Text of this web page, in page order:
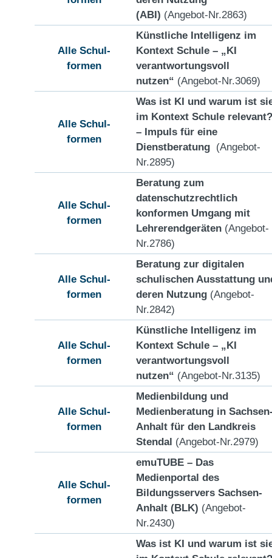
(ABI) (Angebot-Nr.2863)
Alle Schul-
formen
Künstliche Intelligenz im
Kontext Schule – „KI
verantwortungsvoll
nutzen“ (Angebot-Nr.3069)
Alle Schul-
formen
Was ist KI und warum ist
im Kontext Schule relevant?
– Impuls für eine
Dienstberatung (Angebot-
Nr.2895)
Alle Schul-
formen
Beratung zum
datenschutzrechtlich
konformen Umgang mit
Lehrerendgeräten (Angebot-
Nr.2786)
Alle Schul-
formen
Beratung zur digitalen
schulischen Ausstattung
deren Nutzung (Angebot-
Nr.2842)
Alle Schul-
formen
Künstliche Intelligenz im
Kontext Schule – „KI
verantwortungsvoll
nutzen“ (Angebot-Nr.3135)
Alle Schul-
formen
Medienbildung und
Medienberatung in
Anhalt für den Landkreis
Stendal (Angebot-Nr.2979)
Alle Schul-
formen
emuTUBE – Das
Medienportal des
Bildungsservers Sachsen-
Anhalt (BLK) (Angebot-
Nr.2430)
Was ist KI und warum ist